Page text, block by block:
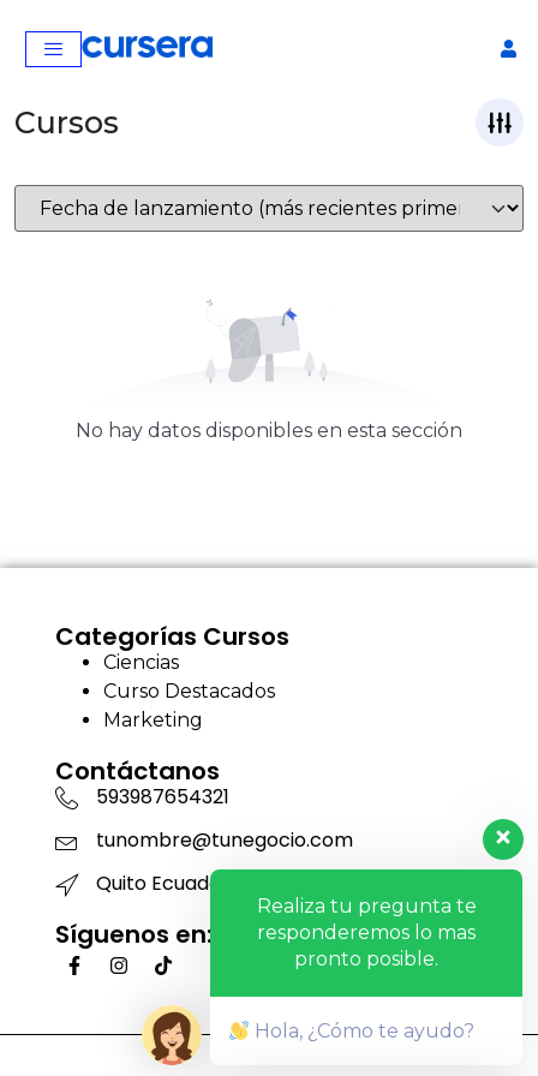
Cursos
No hay datos disponibles en esta sección
Categorías Cursos
Ciencias
Curso Destacados
Marketing
Contáctanos
593987654321
tunombre@tunegocio.com
Quito Ecuador
Síguenos en:
Realiza tu pregunta te
responderemos lo mas
pronto posible.
Hola, ¿Cómo te ayudo?